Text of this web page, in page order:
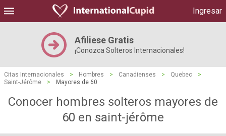
Ingresar
Afiliese Gratis
¡Conozca Solteros Internacionales!
Citas Internacionales > Hombres > Canadienses > Quebec
>
Saint-Jérôme
> Mayores de 60
Conocer hombres solteros mayores de
60 en saint-jérôme